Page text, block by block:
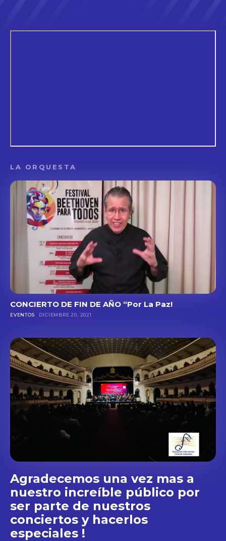
LA ORQUESTA
CONCIERTO DE FIN DE AÑO “Por La Paz!
EVENTOS DICIEMBRE 20, 2021
Agradecemos una vez mas a
nuestro increíble público por
ser parte de nuestros
conciertos y hacerlos
especiales !